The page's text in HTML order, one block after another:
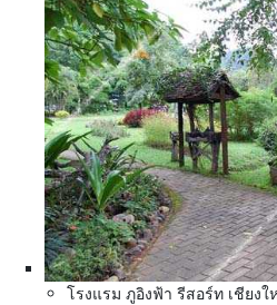
โรงแรม ภูอิงฟ้า รีสอร์ท เชียง